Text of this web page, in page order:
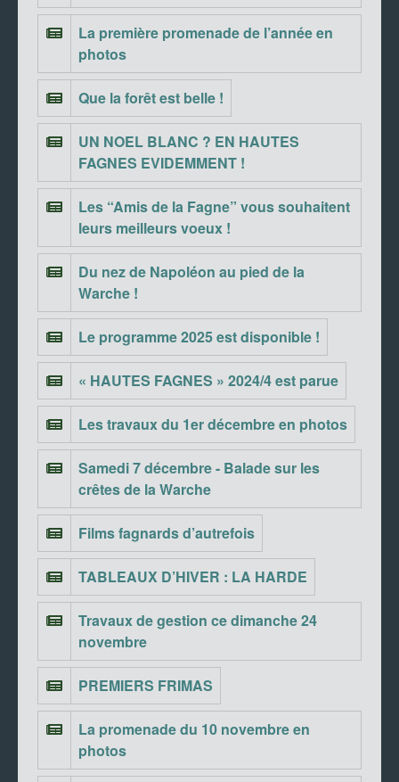
La première promenade de l’année en
photos
Que la forêt est belle !
UN NOEL BLANC ? EN HAUTES
FAGNES EVIDEMMENT !
Les “Amis de la Fagne” vous souhaitent
leurs meilleurs voeux !
Du nez de Napoléon au pied de la
Warche !
Le programme 2025 est disponible !
« HAUTES FAGNES » 2024/4 est parue
Les travaux du 1er décembre en photos
Samedi 7 décembre - Balade sur les
crêtes de la Warche
Films fagnards d’autrefois
TABLEAUX D’HIVER : LA HARDE
Travaux de gestion ce dimanche 24
novembre
PREMIERS FRIMAS
La promenade du 10 novembre en
photos